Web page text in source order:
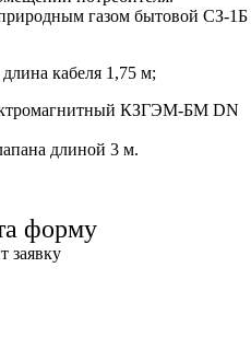
природным газом бытовой СЗ-1Б
кабеля 1,75 м;
КЗГЭМ-БМ DN
длиной 3 м.
форму
заявку